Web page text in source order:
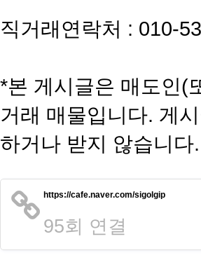
직거래연락처 : 010-
*본 게시글은 매도인(
거래 매물입니다. 게
하거나 받지 않습니다.
https://cafe.naver.com/sigolgip
95회 연결